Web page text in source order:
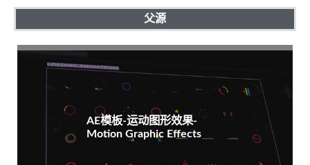
父源
AE模板-运动图形效果-
Motion Graphic Effects